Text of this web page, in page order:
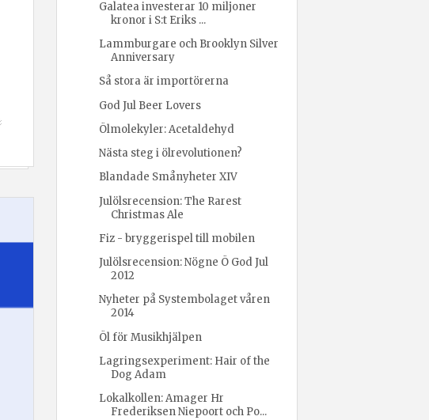
Galatea investerar 10 miljoner
kronor i S:t Eriks ...
Lammburgare och Brooklyn Silver
Anniversary
Så stora är importörerna
God Jul Beer Lovers
Ölmolekyler: Acetaldehyd
Nästa steg i ölrevolutionen?
Blandade Smånyheter XIV
Julölsrecension: The Rarest
Christmas Ale
Fiz - bryggerispel till mobilen
Julölsrecension: Nögne Ö God Jul
2012
Nyheter på Systembolaget våren
2014
Öl för Musikhjälpen
Lagringsexperiment: Hair of the
Dog Adam
Lokalkollen: Amager Hr
Frederiksen Niepoort och Po...